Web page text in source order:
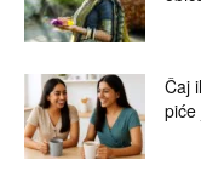
Čaj
piće